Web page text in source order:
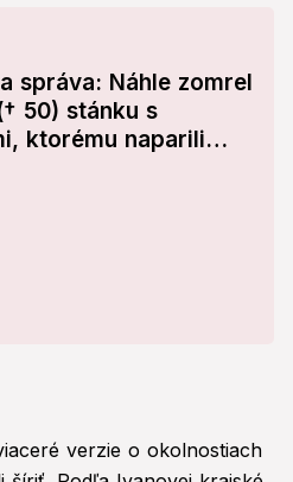
správa: Náhle zomrel
50) stánku s
ktorému naparili
verzie o okolnostiach